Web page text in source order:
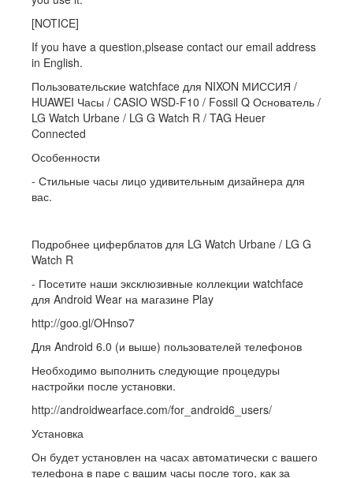
[NOTICE]
If you have a question,plsease contact our email address
in English.
Пользовательские watchface для NIXON МИССИЯ /
HUAWEI Часы / CASIO WSD-F10 / Fossil Q Основатель /
LG Watch Urbane / LG G Watch R / TAG Heuer
Connected
Особенности
- Стильные часы лицо удивительным дизайнера для
вас.
Подробнее циферблатов для LG Watch Urbane / LG G
Watch R
- Посетите наши эксклюзивные коллекции watchface
для Android Wear на магазине Play
http://goo.gl/OHnso7
Для Android 6.0 (и выше) пользователей телефонов
Необходимо выполнить следующие процедуры
настройки после установки.
http://androidwearface.com/for_android6_users/
Установка
Он будет установлен на часах автоматически с вашего
телефона в паре с вашим часы после того, как за